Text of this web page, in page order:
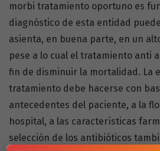
morbi tratamiento oportuno es
diagnóstico de esta entidad
asienta, en buena parte, en un
pese a lo cual el tratamiento anti
fin de disminuir la mortalidad. La
tratamiento debe hacerse con
antecedentes del paciente, a la
hospital, a las características
selección de los antibióticos